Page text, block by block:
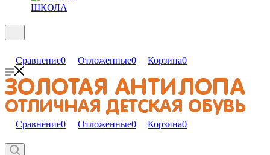
ШКОЛА
Сравнение0 Отложенные0 Корзина0
Сравнение0 Отложенные0 Корзина0